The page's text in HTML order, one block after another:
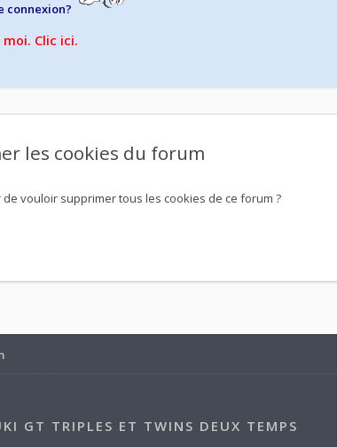
connexion?
Clic ici.
les cookies du forum
de vouloir supprimer tous les cookies de ce forum ?
GT TRIPLES ET TWINS DEUX TEMPS